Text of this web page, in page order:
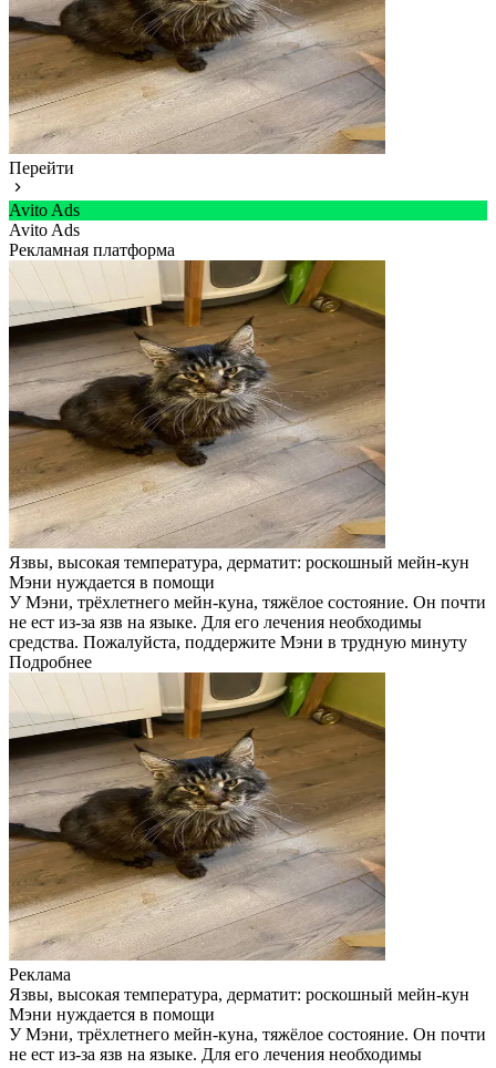
Перейти
Avito Ads
Avito Ads
Рекламная платформа
Язвы, высокая температура, дерматит: роскошный мейн-кун
Мэни нуждается в помощи
У Мэни, трёхлетнего мейн-куна, тяжёлое состояние. Он почти
не ест из-за язв на языке. Для его лечения необходимы
средства. Пожалуйста, поддержите Мэни в трудную минуту
Подробнее
Реклама
Язвы, высокая температура, дерматит: роскошный мейн-кун
Мэни нуждается в помощи
У Мэни, трёхлетнего мейн-куна, тяжёлое состояние. Он почти
не ест из-за язв на языке. Для его лечения необходимы